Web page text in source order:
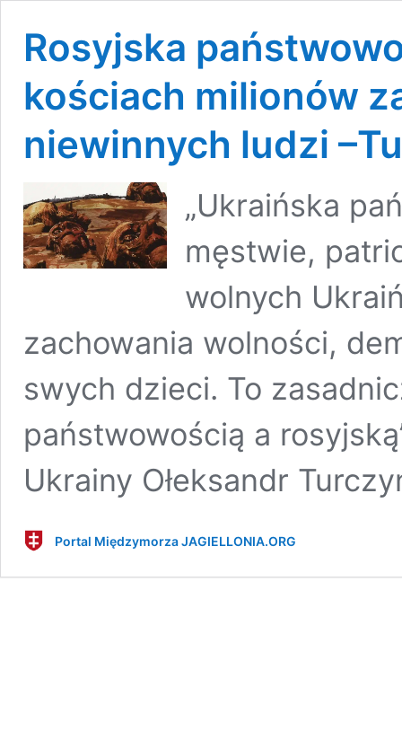
Rosyjska
kościach milionów
niewinnych ludzi
„Ukraińska
męstwie,
wolnych
zachowania wolności,
swych dzieci. To
państwowością a
Ukrainy Ołeksandr
Portal Międzymorza JAGIELLONIA.ORG